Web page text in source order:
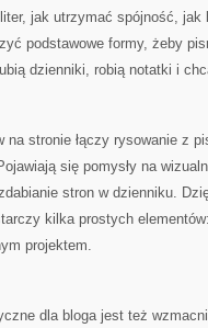
jak utrzymać spójność,
podstawowe formy, żeby
dzienniki, robią notatki i
na stronie łączy rysowanie z
się pomysły na
stron w dzienniku.
kilka prostych
projektem.
dla bloga jest też